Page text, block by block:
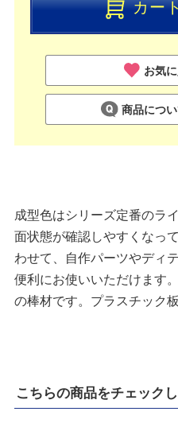
カー
お気
商品につ
成型色はシリーズ定番のラ
面状態が確認しやすくなっ
わせて、自作パーツやディ
便利にお使いいただけます
の棒材です。プラスチック
こちらの商品をチェック